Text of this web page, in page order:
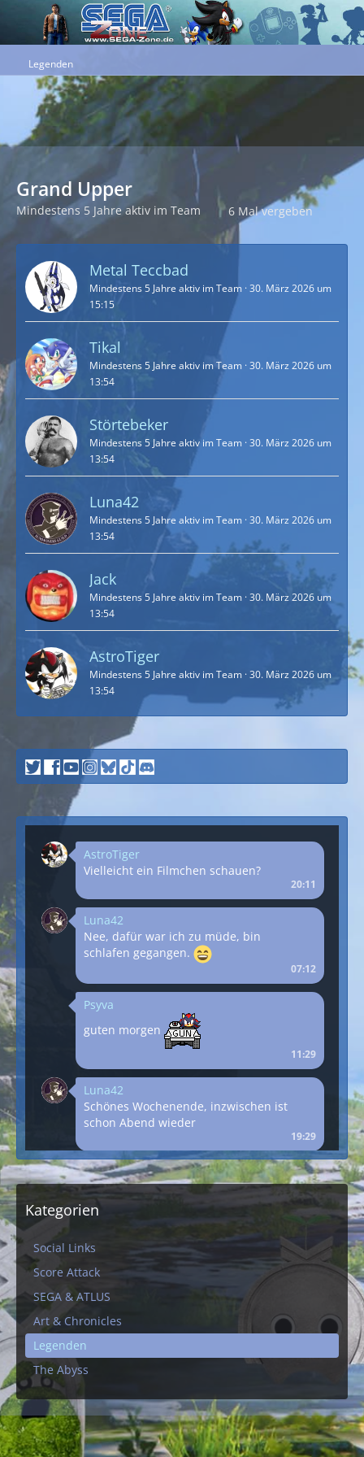
Legenden
Grand Upper
Mindestens 5 Jahre aktiv im Team 6 Mal vergeben
Metal Teccbad
Mindestens 5 Jahre aktiv im Team 30. März 2026 um
15:15
Tikal
Mindestens 5 Jahre aktiv im Team 30. März 2026 um
13:54
Störtebeker
Mindestens 5 Jahre aktiv im Team 30. März 2026 um
13:54
Luna42
Mindestens 5 Jahre aktiv im Team 30. März 2026 um
13:54
Jack
Mindestens 5 Jahre aktiv im Team 30. März 2026 um
13:54
AstroTiger
Mindestens 5 Jahre aktiv im Team 30. März 2026 um
13:54
AstroTiger
Vielleicht ein Filmchen schauen?
20:11
Luna42
Nee, dafür war ich zu müde, bin
schlafen gegangen.
07:12
Psyva
guten morgen
11:29
Luna42
Schönes Wochenende, inzwischen ist
schon Abend wieder
19:29
AstroTiger
Eine neue Woche ist da ... startet direkt
mit dem SHENMUE-DAY
Happy Birthday Sega Zone
Psyva
Happy Birthday
18:11
AstroTiger
Kategorien
Social Links
Score Attack
SEGA & ATLUS
Art & Chronicles
Legenden
The Abyss